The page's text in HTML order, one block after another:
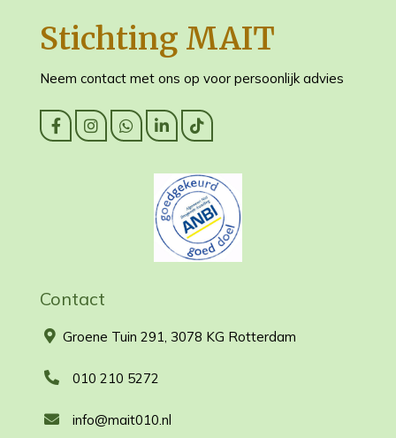
Stichting MAIT
Neem contact met ons op voor persoonlijk advies
Contact
Groene Tuin 291, 3078 KG Rotterdam
010 210 5272
info@mait010.nl